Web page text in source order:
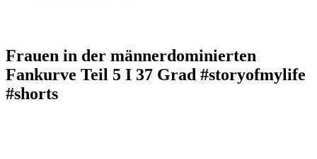
Frauen in der männerdominierten
Fankurve Teil 5 I 37 Grad #storyofmylife
#shorts